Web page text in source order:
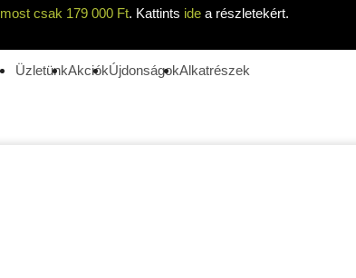
most csak 179 000 Ft. Kattints ide a részletekért.
ÜzletünkAkciókÚjdonságokAlkatrészek